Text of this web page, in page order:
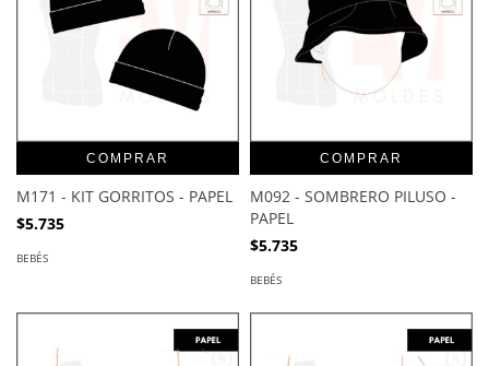
COMPRAR
M171 - KIT GORRITOS - PAPEL
$5.735
BEBÉS
COMPRAR
M092 - SOMBRERO PILUSO -
PAPEL
$5.735
BEBÉS